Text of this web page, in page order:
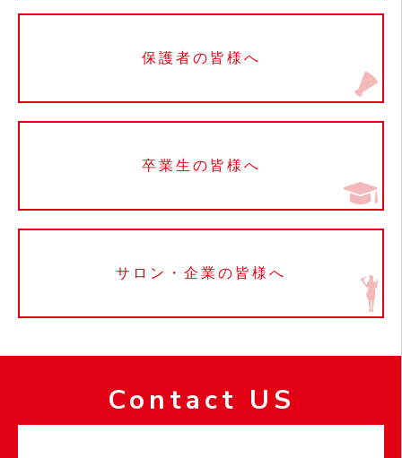
保護者の皆様へ
卒業生の皆様へ
サロン・企業の皆様へ
Contact US